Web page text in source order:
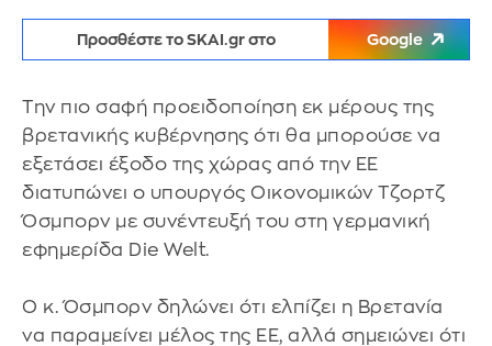
Προσθέστε το SKAI.gr στο Google
Την πιο σαφή προειδοποίηση εκ μέρους της
βρετανικής κυβέρνησης ότι θα μπορούσε να
εξετάσει έξοδο της χώρας από την ΕΕ
διατυπώνει ο υπουργός Οικονομικών Τζορτζ
Όσμπορν με συνέντευξή του στη γερμανική
εφημερίδα Die Welt.
Ο κ. Όσμπορν δηλώνει ότι ελπίζει η Βρετανία
να παραμείνει μέλος της ΕΕ, αλλά σημειώνει ότι